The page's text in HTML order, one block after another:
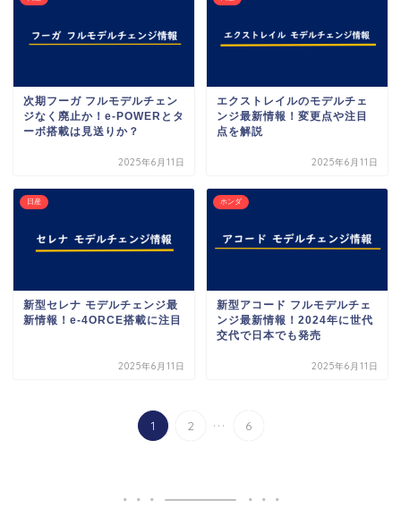
次期フーガ フルモデルチェン
ジなく廃止か！e-POWERとタ
ーボ搭載は見送りか？
2025年6月11日
エクストレイルのモデルチェ
ンジ最新情報！変更点や注目
点を解説
2025年6月11日
日産
新型セレナ モデルチェンジ最
新情報！e-4ORCE搭載に注目
2025年6月11日
ホンダ
新型アコード フルモデルチェ
ンジ最新情報！2024年に世代
交代で日本でも発売
2025年6月11日
1 2 ... 6